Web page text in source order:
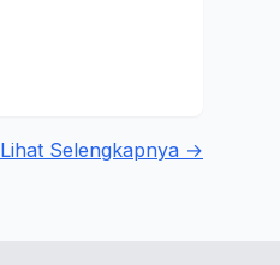
Lihat Selengkapnya →